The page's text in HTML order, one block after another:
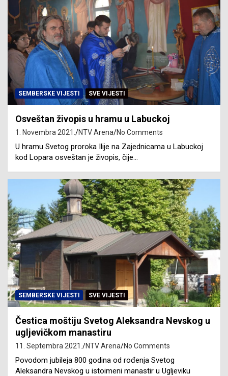
SEMBERSKE VIJESTI SVE VIJESTI
Osveštan živopis u hramu u Labuckoj
1. Novembra 2021. NTV Arena No Comments
U hramu Svetog proroka Ilije na Zajednicama u Labuckoj
kod Lopara osveštan je živopis, čije…
SEMBERSKE VIJESTI SVE VIJESTI
Čestica moštiju Svetog Aleksandra Nevskog u
ugljevičkom manastiru
11. Septembra 2021. NTV Arena No Comments
Povodom jubileja 800 godina od rođenja Svetog
Aleksandra Nevskog u istoimeni manastir u Ugljeviku